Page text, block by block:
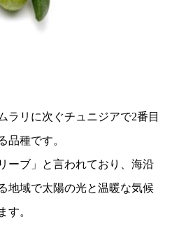
ラリに次ぐチュニジアで2番目
品種です。
ーブ」と言われており、海沿
地域で太陽の光と温暖な気候
す。